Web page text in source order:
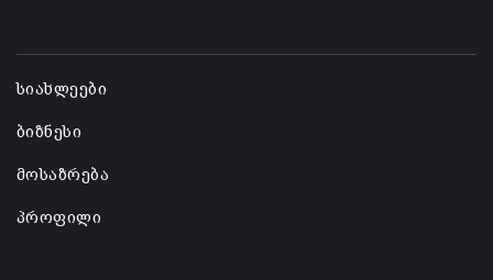
სიახლეები
ბიზნესი
მოსაზრება
პროფილი